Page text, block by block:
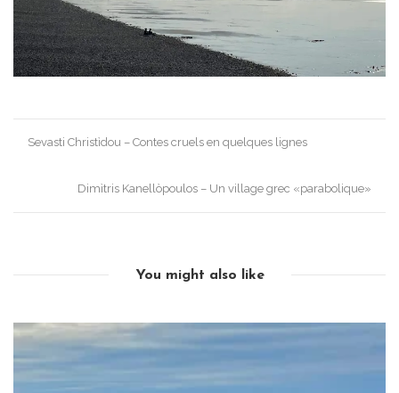
Post
Sevasti Christìdou – Contes cruels en quelques lignes
Dimìtris Kanellòpoulos – Un village grec «parabolique»
You might also like